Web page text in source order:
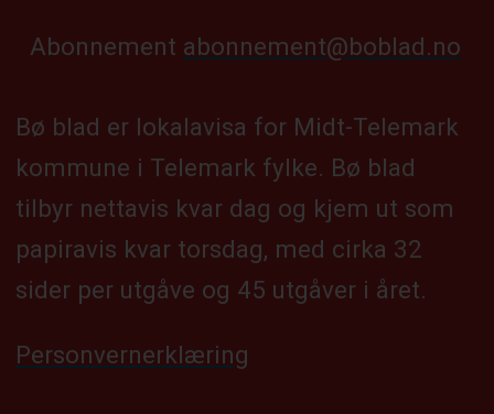
Abonnement abonnement@boblad.no
Bø blad er lokalavisa for Midt-Telemark
kommune i Telemark fylke. Bø blad
tilbyr nettavis kvar dag og kjem ut som
papiravis kvar torsdag, med cirka 32
sider per utgåve og 45 utgåver i året.
Personvernerklæring